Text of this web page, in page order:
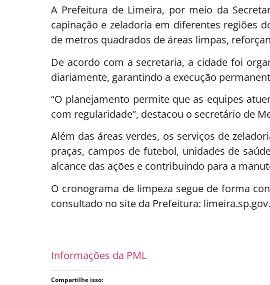
A Prefeitura de Limeira, por meio da
capinação e zeladoria em diferentes regiões
de metros quadrados de áreas limpas,
De acordo com a secretaria, a cidade foi
diariamente, garantindo a execução
“O planejamento permite que as equipes
com regularidade”, destacou o secretário de
Além das áreas verdes, os serviços de
praças, campos de futebol, unidades de
alcance das ações e contribuindo para a
O cronograma de limpeza segue de forma
consultado no site da Prefeitura:
Informações da PML
Compartilhe isso: